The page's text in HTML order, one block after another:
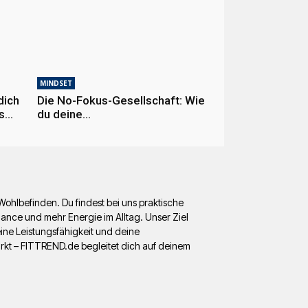
MINDSET
Die No-Fokus-Gesellschaft: Wie
du deine
Du findest bei uns praktische
und mehr Energie im Alltag. Unser Ziel
Leistungsfähigkeit und deine
– FITTREND.de begleitet dich auf deinem